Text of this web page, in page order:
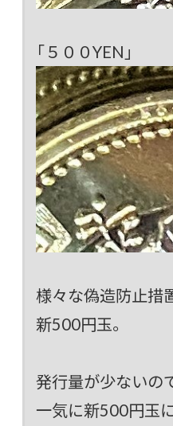
「５００YEN」
様々な偽造防止措
新500円玉。
発行量が少ないの
一気に新500円玉